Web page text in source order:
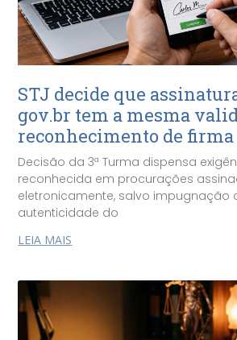
STJ decide que
gov.br tem a mesma
reconhecimento de
Decisão da 3ª Turma dispensa
reconhecida em procurações
eletronicamente, salvo impugnação
autenticidade do
LEIA MAIS